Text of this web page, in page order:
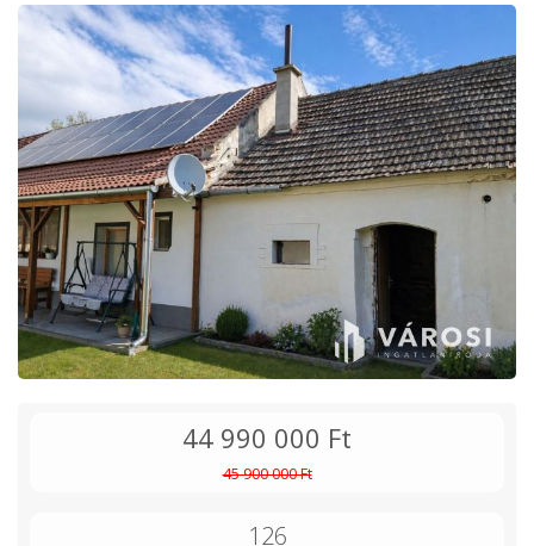
44 990 000 Ft
45 900 000 Ft
126